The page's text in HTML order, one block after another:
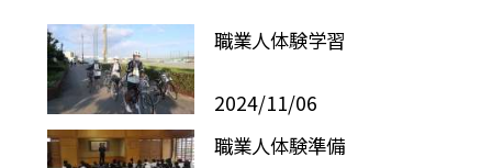
職業人体験学習
2024/11/06
職業人体験準備